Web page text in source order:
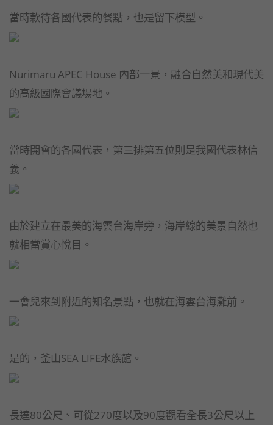
當時款待各國代表的餐點，也是留下模型。
Nurimaru APEC House 內部一景，融合自然美和現代美
的高級國際會議場地。
當時開會的各國代表，第三排第五位則是我國代表林信
義。
由於建立在最美的海雲台海岸旁，海岸線的美景自然也
就相當賞心悅目。
一會兒來到附近的知名景點，也就在海雲台海灘前。
是的，釜山SEA LIFE水族館。
長達80公尺、可從270度以及90度觀看全長3公尺以上